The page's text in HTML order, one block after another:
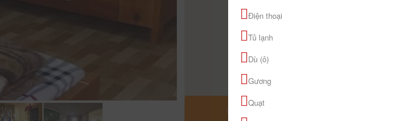
MỞ RỘNG BẢN ĐỒ
Điện thoại
Tủ lạnh
Dù (ô)
Gương
Quạt